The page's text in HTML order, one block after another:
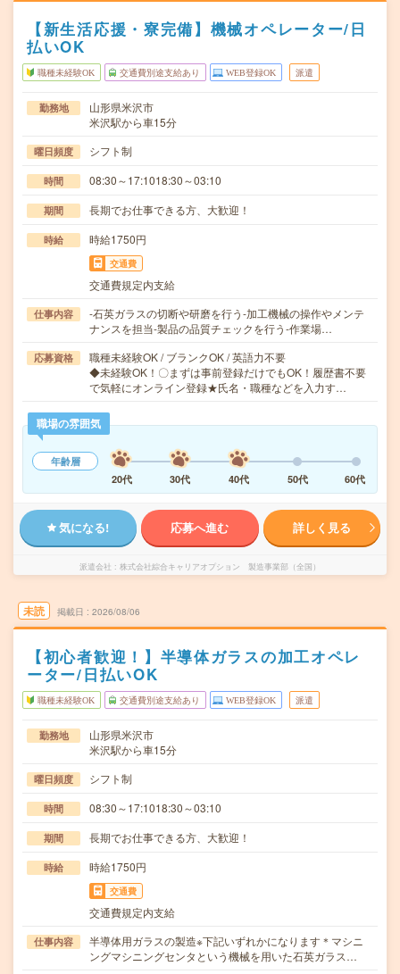
【新生活応援・寮完備】機械オペレーター/日
払いOK
職種未経験OK 交通費別途支給あり WEB登録OK 派遣
勤務地
山形県米沢市
米沢駅から車15分
曜日頻度 シフト制
時間 08:30～17:1018:30～03:10
期間 長期でお仕事できる方、大歓迎！
時給 時給1750円
交通費
交通費規定内支給
仕事内容
-石英ガラスの切断や研磨を行う-加工機械の操作やメンテ
ナンスを担当-製品の品質チェックを行う-作業場…
応募資格
職種未経験OK / ブランクOK / 英語力不要
◆未経験OK！〇まずは事前登録だけでもOK！履歴書不要
で気軽にオンライン登録★氏名・職種などを入力す…
職場の雰囲気
年齢層
20代
30代 40代 50代 60代
気になる! 応募へ進む 詳しく見る
派遣会社 株式会社綜合キャリアオプション 製造事業部（全国）
未読 掲載日 2026/08/06
【初心者歓迎！】半導体ガラスの加工オペレ
ーター/日払いOK
職種未経験OK 交通費別途支給あり WEB登録OK 派遣
勤務地
山形県米沢市
米沢駅から車15分
曜日頻度 シフト制
時間 08:30～17:1018:30～03:10
期間 長期でお仕事できる方、大歓迎！
時給 時給1750円
交通費
交通費規定内支給
仕事内容
半導体用ガラスの製造※下記いずれかになります＊マシニ
ングマシニングセンタという機械を用いた石英ガラス…